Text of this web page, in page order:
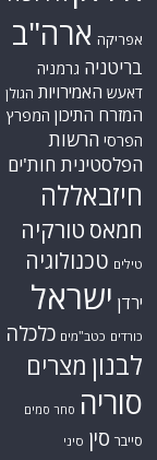
אפריקה ארה"ב
בריטניה גרמניה
דאעש האמירויות הגולן
המזרח התיכון המפרץ
הפרסי הרשות
הפלסטינית חות'ים
חיזבאללה
חמאס טורקיה
טילים טכנולוגיה
ירדן ישראל
כורדים כטב"מים כלכלה
לבנון מצרים
סוריה סחר סמים
סייבר סין סיני